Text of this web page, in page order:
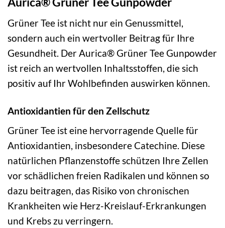
Grüner Tee ist nicht nur ein Genussmittel,
sondern auch ein wertvoller Beitrag für Ihre
Gesundheit. Der Aurica® Grüner Tee Gunpowder
ist reich an wertvollen Inhaltsstoffen, die sich
positiv auf Ihr Wohlbefinden auswirken können.
Antioxidantien für den Zellschutz
Grüner Tee ist eine hervorragende Quelle für
Antioxidantien, insbesondere Catechine. Diese
natürlichen Pflanzenstoffe schützen Ihre Zellen
vor schädlichen freien Radikalen und können so
dazu beitragen, das Risiko von chronischen
Krankheiten wie Herz-Kreislauf-Erkrankungen
und Krebs zu verringern.